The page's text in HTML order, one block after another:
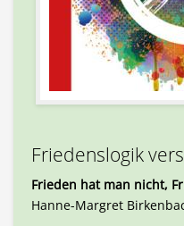
Friedenslogik
Frieden hat man nicht,
Hanne-Margret